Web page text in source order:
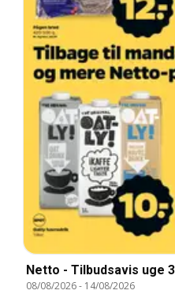
Netto - Tilbudsavis uge
08/08/2026- 14/08/2026